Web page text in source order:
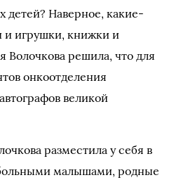
детей? Наверное, какие-
и игрушки, книжки и
Волочкова решила, что для
онкоотделения
великой
разместила у себя в
малышами, родные